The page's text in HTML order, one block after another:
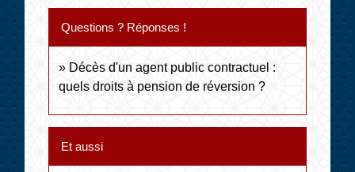
Questions ? Réponses !
Décès d'un agent public contractuel :
quels droits à pension de réversion ?
Et aussi